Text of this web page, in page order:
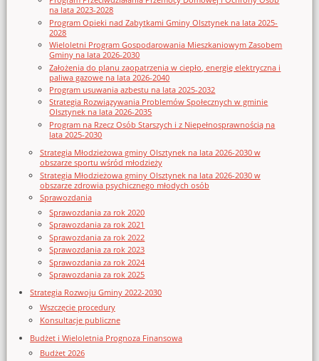
na lata 2023-2028
Program Opieki nad Zabytkami Gminy Olsztynek na lata 2025-
2028
Wieloletni Program Gospodarowania Mieszkaniowym Zasobem
Gminy na lata 2026-2030
Założenia do planu zaopatrzenia w ciepło, energię elektryczna i
paliwa gazowe na lata 2026-2040
Program usuwania azbestu na lata 2025-2032
Strategia Rozwiązywania Problemów Społecznych w gminie
Olsztynek na lata 2026-2035
Program na Rzecz Osób Starszych i z Niepełnosprawnością na
lata 2025-2030
Strategia Młodzieżowa gminy Olsztynek na lata 2026-2030 w
obszarze sportu wśród młodzieży
Strategia Młodzieżowa gminy Olsztynek na lata 2026-2030 w
obszarze zdrowia psychicznego młodych osób
Sprawozdania
Sprawozdania za rok 2020
Sprawozdania za rok 2021
Sprawozdania za rok 2022
Sprawozdania za rok 2023
Sprawozdania za rok 2024
Sprawozdania za rok 2025
Strategia Rozwoju Gminy 2022-2030
Wszczęcie procedury
Konsultacje publiczne
Budżet i Wieloletnia Prognoza Finansowa
Budżet 2026